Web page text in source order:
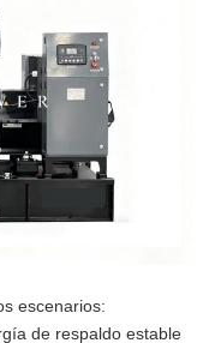
escenarios:
de respaldo estable